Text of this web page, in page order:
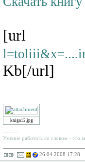
Kb[/url]
kniga12.jpg
--------
Умение работать со словом - это
26.04.2008 17:28